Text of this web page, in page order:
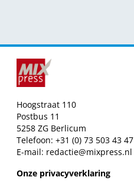
Hoogstraat 110
Postbus 11
5258 ZG Berlicum
Telefoon: +31 (0) 73 503 43 47
E-mail: redactie@mixpress.nl
Onze privacyverklaring